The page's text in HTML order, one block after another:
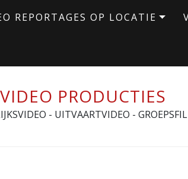
REPORTAGES OP LOCATIE
PRODUCTIES
- UITVAARTVIDEO -